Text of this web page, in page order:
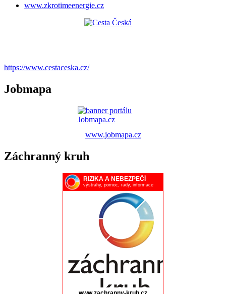
www.zkrotimeenergie.cz
https://www.cestaceska.cz/
Jobmapa
www.jobmapa.cz
Záchranný kruh